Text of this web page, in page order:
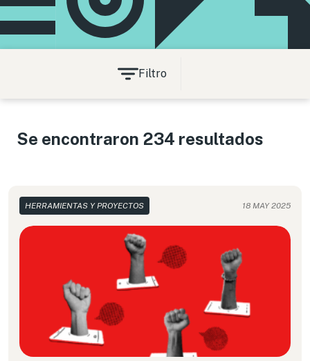
Filtro
Se encontraron 234 resultados
HERRAMIENTAS Y PROYECTOS 18 MAY 2025